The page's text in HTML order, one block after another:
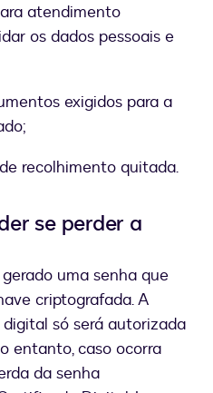
atendimento
os dados pessoais e
exigidos para a
recolhimento quitada.
se perder a
uma senha que
criptografada. A
só será autorizada
entanto, caso ocorra
da senha